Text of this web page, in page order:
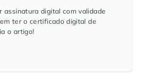
Pessoal
de Documentos Físicos
assinatura digital com validade
ter o certificado digital de
o artigo!